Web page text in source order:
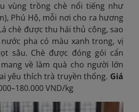
vùng trồng chè nổi tiếng như
Phú Hộ, mỗi nơi cho ra hương
chè được thu hái thủ công, sao
pha có màu xanh trong, vị
sâu. Chè được đóng gói cẩn
về làm quà cho người lớn
yêu thích trà truyền thống. Giá
VND/kg